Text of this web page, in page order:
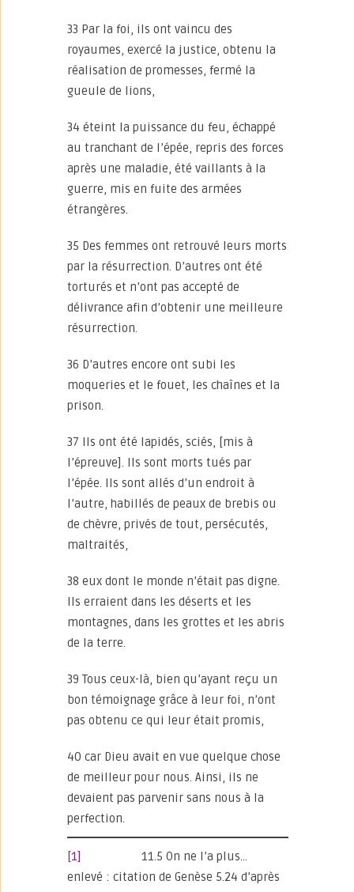
33 Par la foi, ils ont vaincu des
royaumes, exercé la justice, obtenu la
réalisation de promesses, fermé la
gueule de lions,
34 éteint la puissance du feu, échappé
au tranchant de l’épée, repris des forces
après une maladie, été vaillants à la
guerre, mis en fuite des armées
étrangères.
35 Des femmes ont retrouvé leurs morts
par la résurrection. D’autres ont été
torturés et n’ont pas accepté de
délivrance afin d’obtenir une meilleure
résurrection.
36 D’autres encore ont subi les
moqueries et le fouet, les chaînes et la
prison.
37 Ils ont été lapidés, sciés, [mis à
l’épreuve]. Ils sont morts tués par
l’épée. Ils sont allés d’un endroit à
l’autre, habillés de peaux de brebis ou
de chèvre, privés de tout, persécutés,
maltraités,
38 eux dont le monde n’était pas digne.
Ils erraient dans les déserts et les
montagnes, dans les grottes et les abris
de la terre.
39 Tous ceux-là, bien qu’ayant reçu un
bon témoignage grâce à leur foi, n’ont
pas obtenu ce qui leur était promis,
40 car Dieu avait en vue quelque chose
de meilleur pour nous. Ainsi, ils ne
devaient pas parvenir sans nous à la
perfection.
[1]
11.5 On ne l’a plus…
enlevé : citation de Genèse 5.24 d’après